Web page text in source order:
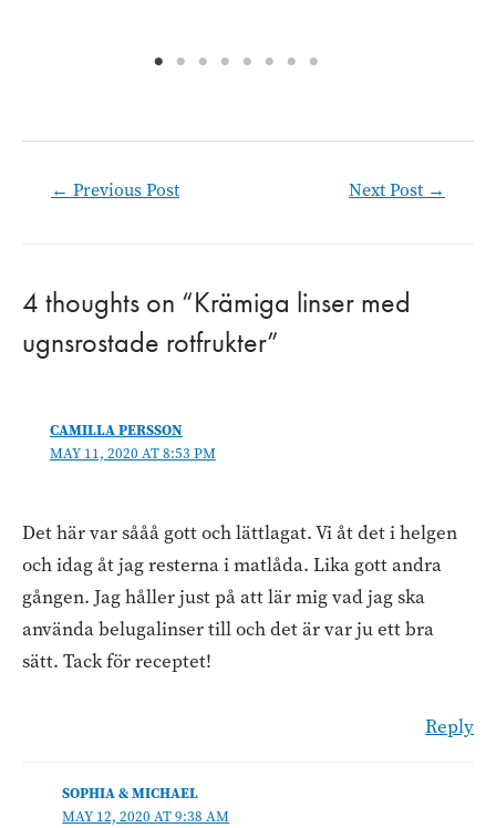
← Previous Post Next Post →
4 thoughts on “Krämiga linser med
ugnsrostade rotfrukter”
CAMILLA PERSSON
MAY 11, 2020 AT 8:53 PM
Det här var sååå gott och lättlagat. Vi åt det i helgen
och idag åt jag resterna i matlåda. Lika gott andra
gången. Jag håller just på att lär mig vad jag ska
använda belugalinser till och det är var ju ett bra
sätt. Tack för receptet!
Reply
SOPHIA & MICHAEL
MAY 12, 2020 AT 9:38 AM